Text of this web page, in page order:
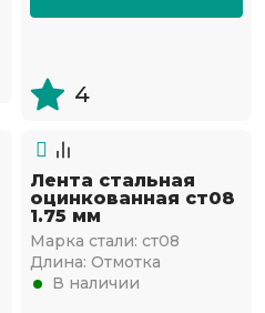
4
Лента стальная
оцинкованная ст08
1.75 мм
Марка стали: ст08
Длина: Отмотка
В наличии